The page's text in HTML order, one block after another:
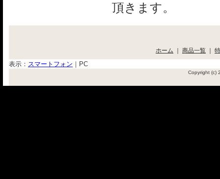
頂きます。
ホーム ｜ 商品一覧 ｜
表示： スマートフォン ｜ PC
Copyright (c)